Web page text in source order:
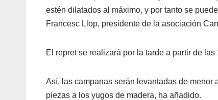
estén dilatados al máximo, y por tanto se
Francesc Llop, presidente de la asociación
El repret se realizará por la tarde a partir de
Así, las campanas serán levantadas de menor
piezas a los yugos de madera, ha añadido.